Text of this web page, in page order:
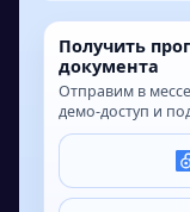
Получить
документа
Отправим в
демо-доступ и